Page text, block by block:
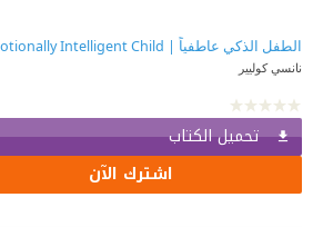
نانسي كوليير
تحميل الكتاب
اشترك الآن